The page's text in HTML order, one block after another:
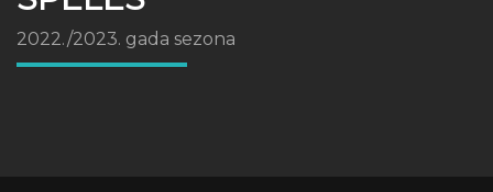
2022./2023. gada sezona